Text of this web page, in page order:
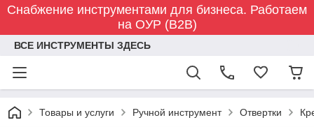
Снабжение инструментами для бизнеса. Работаем
на ОУР (B2B)
ВСЕ ИНСТРУМЕНТЫ ЗДЕСЬ
Товары и услуги Ручной инструмент Отвертки